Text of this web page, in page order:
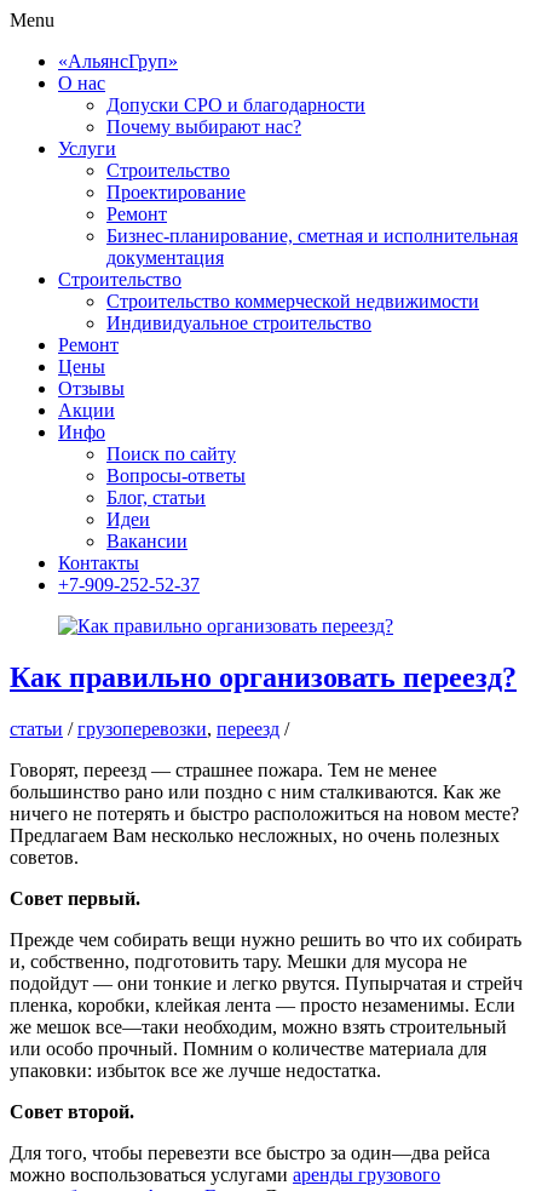
Menu
«АльянсГруп»
О нас
Допуски СРО и благодарности
Почему выбирают нас?
Услуги
Строительство
Проектирование
Ремонт
Бизнес-планирование, сметная и исполнительная
документация
Строительство
Строительство коммерческой недвижимости
Индивидуальное строительство
Ремонт
Цены
Отзывы
Акции
Инфо
Поиск по сайту
Вопросы-ответы
Блог, статьи
Идеи
Вакансии
Контакты
+7-909-252-52-37
Как правильно организовать переезд?
статьи / грузоперевозки, переезд /
Говорят, переезд — страшнее пожара. Тем не менее
большинство рано или поздно с ним сталкиваются. Как же
ничего не потерять и быстро расположиться на новом месте?
Предлагаем Вам несколько несложных, но очень полезных
советов.
Совет первый.
Прежде чем собирать вещи нужно решить во что их собирать
и, собственно, подготовить тару. Мешки для мусора не
подойдут — они тонкие и легко рвутся. Пупырчатая и стрейч
пленка, коробки, клейкая лента — просто незаменимы. Если
же мешок все—таки необходим, можно взять строительный
или особо прочный. Помним о количестве материала для
упаковки: избыток все же лучше недостатка.
Совет второй.
Для того, чтобы перевезти все быстро за один—два рейса
можно воспользоваться услугами аренды грузового